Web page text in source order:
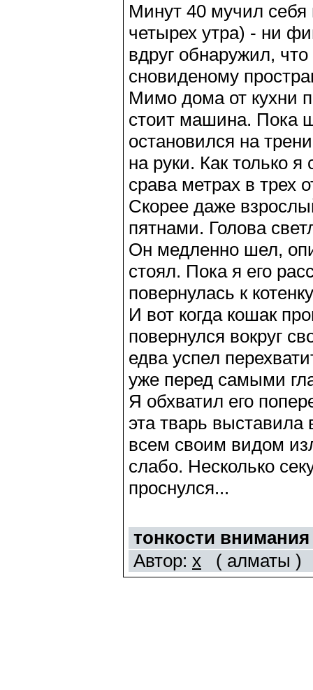
Минут 40 мучил себя
четырех утра) - ни
вдруг обнаружил,
сновиденому
Мимо дома от кухни
стоит машина. Пока
остановился на
на руки. Как только
срава метрах в трех
Скорее даже
пятнами. Голова
Он медленно шел,
стоял. Пока я его
повернулась к
И вот когда кошак
повернулся вокруг
едва успел
уже перед самыми
Я обхватил его
эта тварь
всем своим видом
слабо. Несколько
проснулся...
тонкости внимания
Автор: х ( алматы )